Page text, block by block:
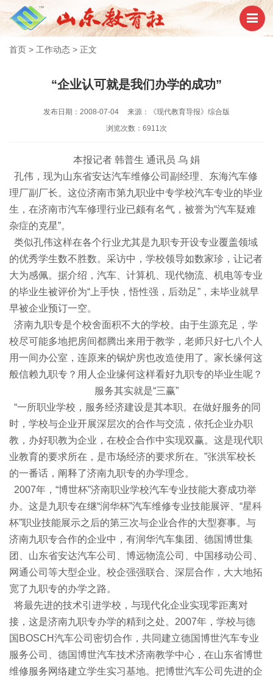
首页 > 工作动态 > 正文
“企业认可就是我们办学的成功”
发布日期：2008-07-04
来源：《现代教育导报》综合版
浏览次数：6911次
本报记者 韩普生 通讯员 乌 娟
孔伟，现为山东省安达汽车维修公司副经理、东海汽车修
理厂副厂长。这位济南市第九职业中专学校汽车专业的毕业
生，在济南市汽车修理行业已颇有名气，被誉为“汽车疑难
杂症的克星”。
类似孔伟这样在各个行业尤其是九职专开设专业覆盖领域
的优秀学生数不胜数。采访中，学校领导如数家珍，让记者
大为感佩。据介绍，汽车、计算机、现代物流、机电等专业
的毕业生被评价为“上手快，悟性强，后劲足”，未毕业就早
早被企业预订一空。
济南九职专是个校舍面积不大的学校。由于生源充足，学
校尽可能多地把房间都腾出来用于教学，老师只好七八个人
用一间办公室，连原来的锅炉房也改造使用了。家长缘何这
般信赖九职专？用人企业缘何这样看好九职专的毕业生呢？
服务其实就是“三赢”
“一所职业学校，服务经济建设是其本职。在做好服务的同
时，学校与企业开展深层次的合作与交流，依托企业办职
教，办好职教为企业，在校企合作中实现双赢。这是现代职
业教育的要求所在，是市场经济的要求所在。”张洪军校长
的一番话，阐释了济南九职专的办学理念。
2007年，“博世杯”济南职业学校汽车专业技能大赛成功举
办。这是九职专在继“润华杯”汽车维修专业技能展评、“星科
杯”职业技能展示之后的第三次与企业合作的大型赛事。与
济南九职专合作的企业中，有润华汽车集团、德国博世集
团、山东省安达汽车公司、博远物流公司、中国移动公司、
网通公司等大型企业。校企强强联合、深层合作，大大地拓
宽了九职专的办学之路。
将最先进的技术引进学校，与现代化企业实现零距离对
接，这是济南九职专办学的精到之处。2007年，学校与德
国BOSCH汽车公司密切合作，共同建立德国博世汽车专业
服务公司、德国博世汽车技术济南教学中心，在山东省博世
维修服务网络建立学生实习基地。把博世汽车公司先进的企